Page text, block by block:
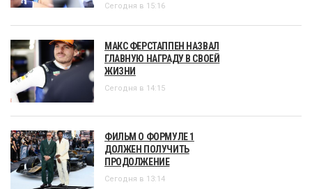
Сегодня в 15:16
МАКС ФЕРСТАППЕН НАЗВАЛ
ГЛАВНУЮ НАГРАДУ В СВОЕЙ
ЖИЗНИ
Сегодня в 14:15
ФИЛЬМ О ФОРМУЛЕ 1
ДОЛЖЕН ПОЛУЧИТЬ
ПРОДОЛЖЕНИЕ
Сегодня в 13:14